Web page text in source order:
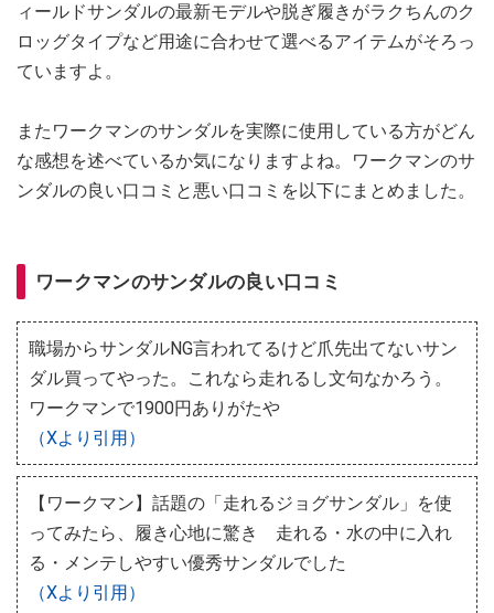
ィールドサンダルの最新モデルや脱ぎ履きがラクちんのク
ロッグタイプなど用途に合わせて選べるアイテムがそろっ
ていますよ。
またワークマンのサンダルを実際に使用している方がどん
な感想を述べているか気になりますよね。ワークマンのサ
ンダルの良い口コミと悪い口コミを以下にまとめました。
ワークマンのサンダルの良い口コミ
職場からサンダルNG言われてるけど爪先出てないサン
ダル買ってやった。これなら走れるし文句なかろう。
ワークマンで1900円ありがたや
（Xより引用）
【ワークマン】話題の「走れるジョグサンダル」を使
ってみたら、履き心地に驚き 走れる・水の中に入れ
る・メンテしやすい優秀サンダルでした
（Xより引用）